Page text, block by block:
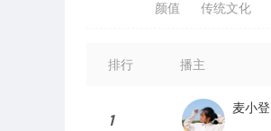
颜值
传统文化
排行 播主
1
麦小登